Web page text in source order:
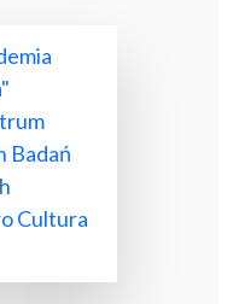
Badań
Cultura